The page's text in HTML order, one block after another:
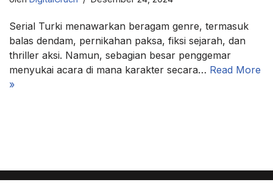
Serial Turki menawarkan beragam genre, termasuk
balas dendam, pernikahan paksa, fiksi sejarah, dan
thriller aksi. Namun, sebagian besar penggemar
menyukai acara di mana karakter secara… Read More
»